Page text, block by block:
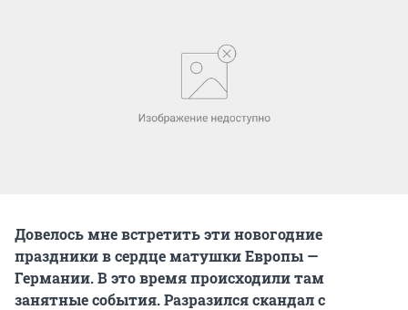
Довелось мне встретить эти новогодние
праздники в сердце матушки Европы —
Германии. В это время происходили там
занятные события. Разразился скандал с